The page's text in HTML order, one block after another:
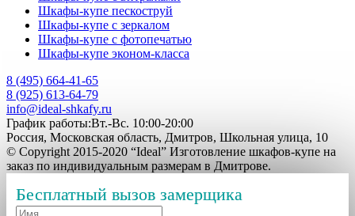
Шкафы-купе пескоструй
Шкафы-купе с зеркалом
Шкафы-купе с фотопечатью
Шкафы-купе эконом-класса
8 (495) 664-41-65
8 (925) 613-64-79
info@ideal-shkafy.ru
График работы:Вт.-Вс. 10:00-20:00
Россия, Московская область, Дмитров, Школьная улица, 10
© Copyright 2015-2020 “Ideal” Изготовление шкафов-купе на
заказ по индивидуальным размерам в Дмитрове.
Бесплатный вызов замерщика